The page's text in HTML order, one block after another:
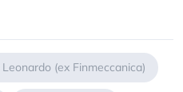
Leonardo (ex Finmeccanica)